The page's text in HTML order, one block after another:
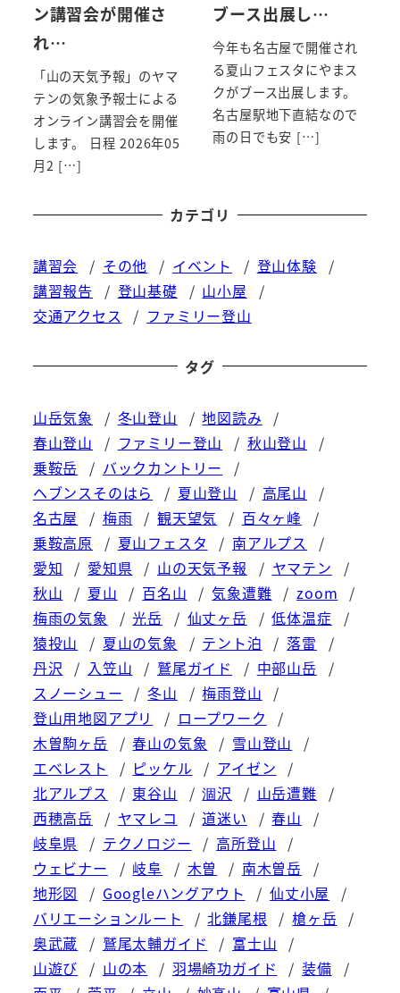
ン講習会が開催さ
れ…
「山の天気予報」のヤマ
テンの気象予報士による
オンライン講習会を開催
します。 日程 2026年05
月2 […]
ブース出展し…
今年も名古屋で開催され
る夏山フェスタにやまス
クがブース出展します。
名古屋駅地下直結なので
雨の日でも安 […]
カテゴリ
講習会 その他 イベント
登山体験
講習報告
登山基礎
山小屋
交通アクセス
ファミリー登山
タグ
山岳気象 冬山登山
地図読み
春山登山
ファミリー登山
秋山登山
乗鞍岳
バックカントリー
ヘブンスそのはら
夏山登山
高尾山
名古屋
梅雨 観天望気
百々ヶ峰
乗鞍高原
夏山フェスタ
南アルプス
愛知
愛知県 山の天気予報
ヤマテン
秋山
夏山 百名山 気象遭難
zoom
梅雨の気象
光岳 仙丈ヶ岳
低体温症
猿投山
夏山の気象 テント泊
落雷
丹沢
入笠山 鷲尾ガイド
中部山岳
スノーシュー
冬山
梅雨登山
登山用地図アプリ
ロープワーク
木曽駒ヶ岳
春山の気象
雪山登山
エベレスト
ピッケル
アイゼン
北アルプス
東谷山 涸沢
山岳遭難
西穂高岳
ヤマレコ 道迷い
春山
岐阜県
テクノロジー
高所登山
ウェビナー
岐阜 木曽
南木曽岳
地形図
Googleハングアウト
仙丈小屋
バリエーションルート
北鎌尾根
槍ヶ岳
奥武蔵
鷲尾太輔ガイド
富士山
山遊び
山の本 羽場崎功ガイド
装備